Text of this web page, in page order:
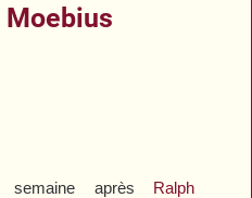
Moebius
semaine après Ralph